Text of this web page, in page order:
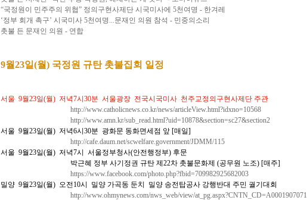
“국정원이 민주주의 위협” 정의구현사제단 시국미사에 5천여명 - 한겨레
‘정부 회개 촉구’ 시국미사 5천여명...문재인 의원 참석 - 민중의소리
촛불 든 문재인 의원 - 연합
9월23일(월) 국정원 규탄 촛불집회 일정
서울 9월23일(월) 저녁7시30분 서울광장 전국시국미사 천주교정의구현사제단 주관
http://www.catholicnews.co.kr/news/articleView.html?idxno=10568
http://www.amn.kr/sub_read.html?uid=10878&section=sc27&section2
서울 9월23일(월) 저녁6시30분 광화문 동화면세점 앞 [매일]
http://cafe.daum.net/scwelfare.government/JDMM/115
서울 9월23일(월) 저녁7시 서울정부청사(안전행정부) 후문
박근혜 정부 사기정권 규탄 제22차 촛불문화제 (공무원 노조) [매주]
https://www.facebook.com/photo.php?fbid=709982925682003
밀양 9월23일(월) 오전10시 밀양 가곡동 둔치 밀양 송전탑공사 강행반대 주민 궐기대회
http://www.ohmynews.com/nws_web/view/at_pg.aspx?CNTN_CD=A0001907071